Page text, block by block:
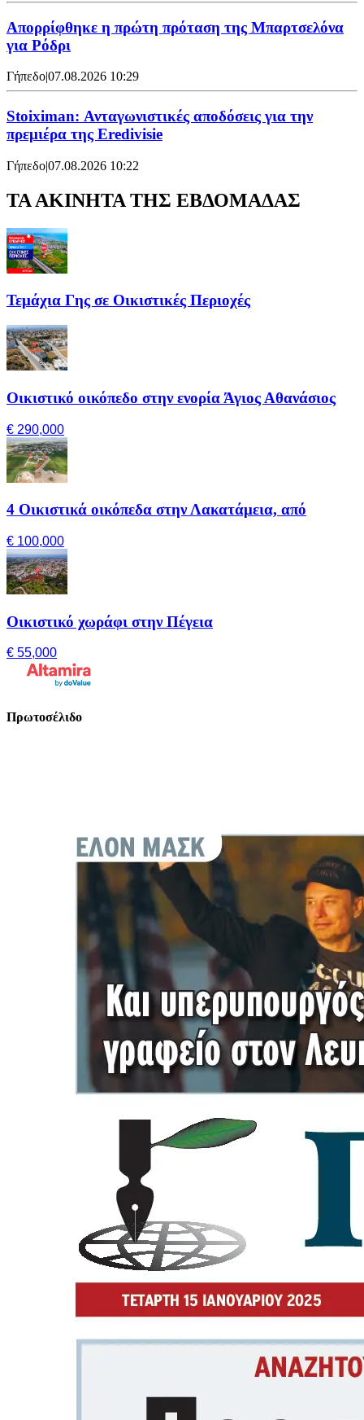
Απορρίφθηκε η πρώτη πρόταση της Μπαρτσελόνα
για Ρόδρι
Γήπεδο07.08.2026 10:29
Stoiximan: Ανταγωνιστικές αποδόσεις για την
πρεμιέρα της Eredivisie
Γήπεδο|07.08.2026 10:22
ΤΑ ΑΚΙΝΗΤΑ ΤΗΣ ΕΒΔΟΜΑΔΑΣ
Τεμάχια Γης σε Οικιστικές Περιοχές
Οικιστικό οικόπεδο στην ενορία Άγιος Αθανάσιος
€ 290,000
4 Οικιστικά οικόπεδα στην Λακατάμεια, από
€ 100,000
Οικιστικό χωράφι στην Πέγεια
€ 55,000
Πρωτοσέλιδο